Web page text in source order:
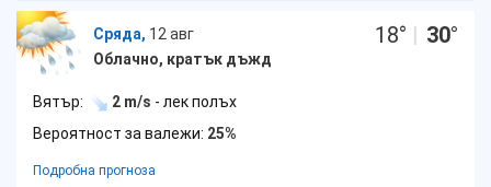
Сряда, 12 авг
Облачно, кратък дъжд
18° | 30°
Вятър: 2 m/s - лек полъх
Вероятност за валежи: 25%
Подробна прогноза